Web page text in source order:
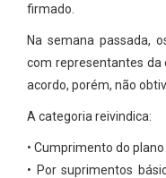
firmado.
Na semana passada,
com representantes da
acordo, porém, não
A categoria reivindica:
• Cumprimento do
• Por suprimentos